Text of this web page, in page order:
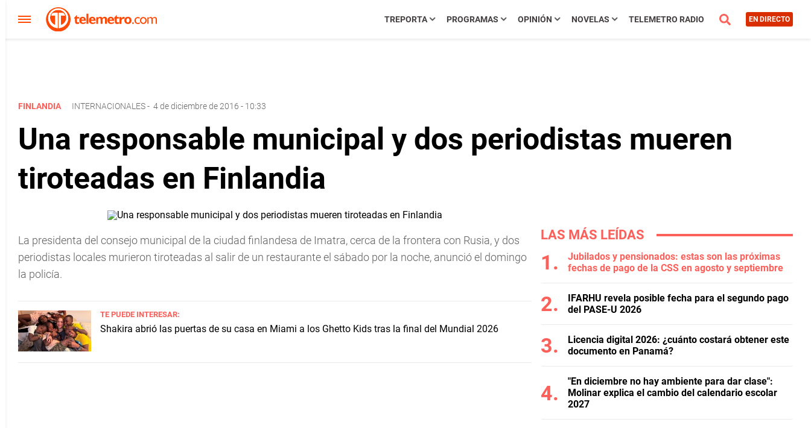
TREPORTA PROGRAMAS OPINIÓN NOVELAS TELEMETRO RADIO EN DIRECTO
FINLANDIA INTERNACIONALES- 4 de diciembre de 2016 - 10:33
Una responsable municipal y dos periodistas mueren
tiroteadas en Finlandia
La presidenta del consejo municipal de la ciudad finlandesa de Imatra, cerca de la frontera con Rusia, y dos
periodistas locales murieron tiroteadas al salir de un restaurante el sábado por la noche, anunció el domingo
la policía.
TE PUEDE INTERESAR:
Shakira abrió las puertas de su casa en Miami a los Ghetto Kids tras la final del Mundial 2026
LAS MÁS LEÍDAS
Jubilados y pensionados: estas son las próximas
fechas de pago de la CSS en agosto y septiembre
IFARHU revela posible fecha para el segundo pago
del PASE-U 2026
Licencia digital 2026: ¿cuánto costará obtener este
documento en Panamá?
"En diciembre no hay ambiente para dar clase":
Molinar explica el cambio del calendario escolar
2027